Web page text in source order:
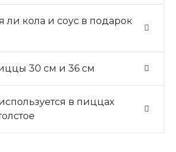
ли кола и соус в подарок
30 см и 36 см
в пиццах